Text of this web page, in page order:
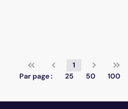
1
Par page :
25 50 100